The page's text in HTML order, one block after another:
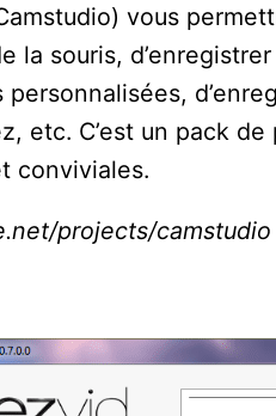
vous
la souris,
etc. C’est un pack
conviviales.
projects/camstudio